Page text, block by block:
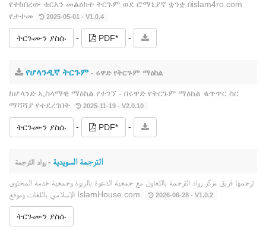
የተከበረው ቁርአን መልዕክተ ትርጉም ወደ ሮማኒያኛ ቋንቋ በislam4ro.com
የታተመ
2025-05-01 - V1.0.4
ትርጉሙን ያስሱ - PDF* -
የሆላንዲኛ ትርጉም- ሩዋድ የትርጉም ማዕከል
ከሆላንድ ኢስላማዊ ማዕከል የተገኘ ‐ በሩዋድ የትርጉም ማዕከል ቁጥጥር ስር
ማሻሻያ የተደረገበት
2025-11-19 - V2.0.10
ትርጉሙን ያስሱ - PDF* -
الترجمة السويدية - رواد الترجمة
ترجمها فريق مركز رواد الترجمة بالتعاون مع جمعية الدعوة بالربوة وجمعية خدمة المحتوى
الإسلامي باللغات وموقع IslamHouse.com.
2026-06-28 - V1.0.2
ትርጉሙን ያስሱ